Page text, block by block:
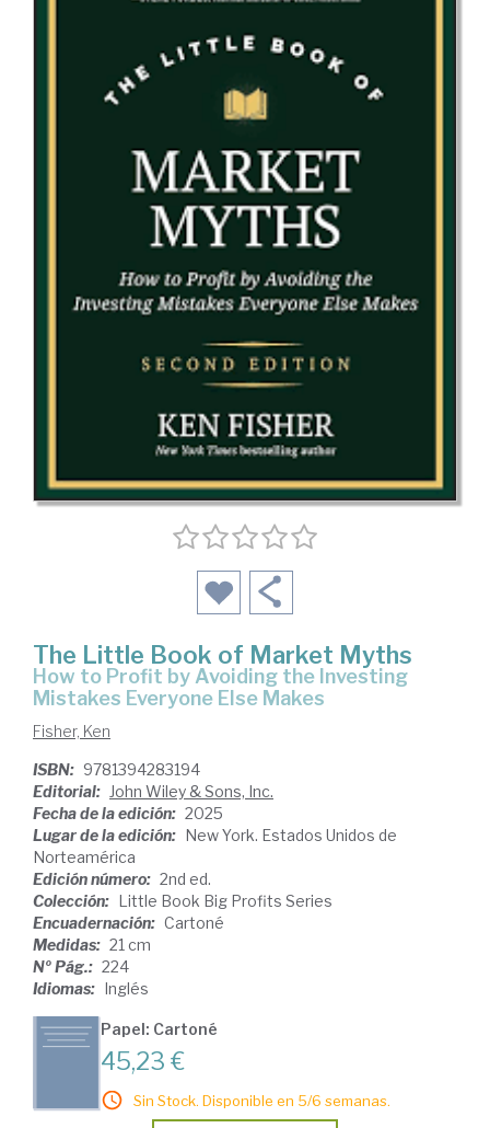
The Little Book of Market Myths
How to Profit by Avoiding the Investing
Mistakes Everyone Else Makes
Fisher, Ken
ISBN: 9781394283194
Editorial: John Wiley & Sons, Inc.
Fecha de la edición: 2025
Lugar de la edición: New York. Estados Unidos de
Norteamérica
Edición número: 2nd ed.
Colección: Little Book Big Profits Series
Encuadernación: Cartoné
Medidas: 21 cm
Nº Pág.: 224
Idiomas: Inglés
Papel: Cartoné
45,23 €
Sin Stock. Disponible en 5/6 semanas.